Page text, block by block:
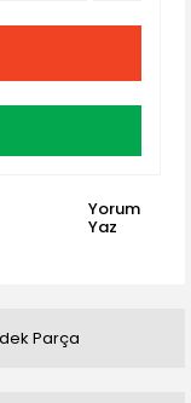
Parça
Yorum
Yaz